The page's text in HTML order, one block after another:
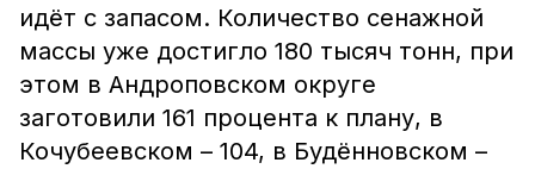
идёт с запасом. Количество сенажной
массы уже достигло 180 тысяч тонн, при
этом в Андроповском округе
заготовили 161 процента к плану, в
Кочубеевском – 104, в Будённовском –